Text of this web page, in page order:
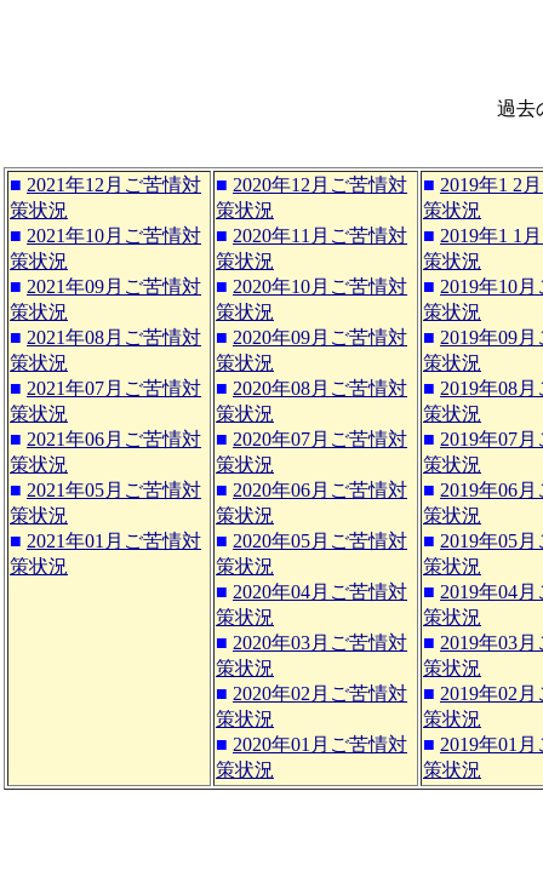
過去
■ 2021年12月ご苦情対
策状況
■ 2021年10月ご苦情対
策状況
■ 2021年09月ご苦情対
策状況
■ 2021年08月ご苦情対
策状況
■ 2021年07月ご苦情対
策状況
■ 2021年06月ご苦情対
策状況
■ 2021年05月ご苦情対
策状況
■ 2021年01月ご苦情対
策状況
■ 2020年12月ご苦情対
策状況
■ 2020年11月ご苦情対
策状況
■ 2020年10月ご苦情対
策状況
■ 2020年09月ご苦情対
策状況
■ 2020年08月ご苦情対
策状況
■ 2020年07月ご苦情対
策状況
■ 2020年06月ご苦情対
策状況
■ 2020年05月ご苦情対
策状況
■ 2020年04月ご苦情対
策状況
■ 2020年03月ご苦情対
策状況
■ 2020年02月ご苦情対
策状況
■ 2020年01月ご苦情対
策状況
■ 2019年1 2
策状況
■ 2019年1 1
策状況
■ 2019年10
策状況
■ 2019年09
策状況
■ 2019年08
策状況
■ 2019年07
策状況
■ 2019年06
策状況
■ 2019年05
策状況
■ 2019年04
策状況
■ 2019年03
策状況
■ 2019年02
策状況
■ 2019年01
策状況